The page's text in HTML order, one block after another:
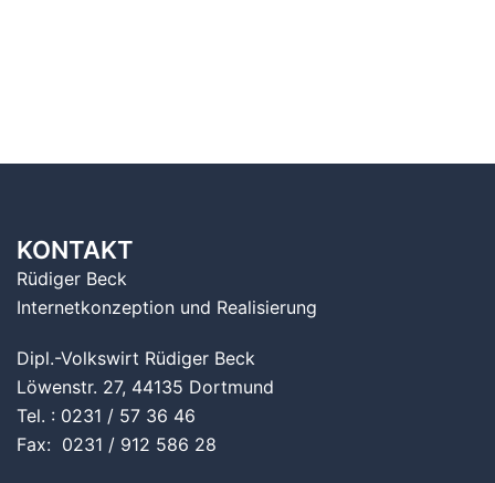
KONTAKT
Rüdiger Beck
Internetkonzeption und Realisierung
Dipl.-Volkswirt Rüdiger Beck
Löwenstr. 27, 44135 Dortmund
Tel. : 0231 / 57 36 46
Fax: 0231 / 912 586 28